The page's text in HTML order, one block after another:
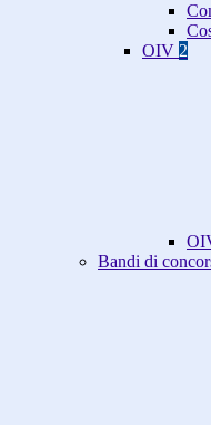
OIV 2
Bandi di